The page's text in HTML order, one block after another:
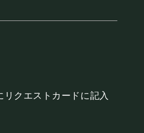
クエストカードに記入